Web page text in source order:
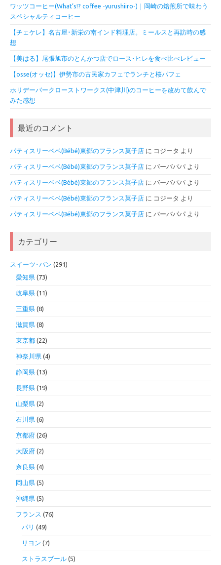
ワッツコーヒー(What’s!? coffee -yurushiiro-)｜岡崎の焙煎所で味わう
スペシャルティコーヒー
【チェケレ】名古屋･新栄の南インド料理店。ミールスと再訪時の感
想
【美はる】尾張旭市のとんかつ店でロース･ヒレを食べ比べレビュー
【osse(オッセ)】伊勢市の古民家カフェでランチと桜パフェ
ホリデーパークローストワークス(中津川)のコーヒーを改めて飲んで
みた感想
最近のコメント
パティスリーベベ(Bébé)東郷のフランス菓子店 に コジータ より
パティスリーベベ(Bébé)東郷のフランス菓子店 に バーバパパ より
パティスリーベベ(Bébé)東郷のフランス菓子店 に バーバパパ より
パティスリーベベ(Bébé)東郷のフランス菓子店 に コジータ より
パティスリーベベ(Bébé)東郷のフランス菓子店 に バーバパパ より
カテゴリー
スイーツ･パン (291)
愛知県 (73)
岐阜県 (11)
三重県 (8)
滋賀県 (8)
東京都 (22)
神奈川県 (4)
静岡県 (13)
長野県 (19)
山梨県 (2)
石川県 (6)
京都府 (26)
大阪府 (2)
奈良県 (4)
岡山県 (5)
沖縄県 (5)
フランス (76)
パリ (49)
リヨン (7)
ストラスブール (5)